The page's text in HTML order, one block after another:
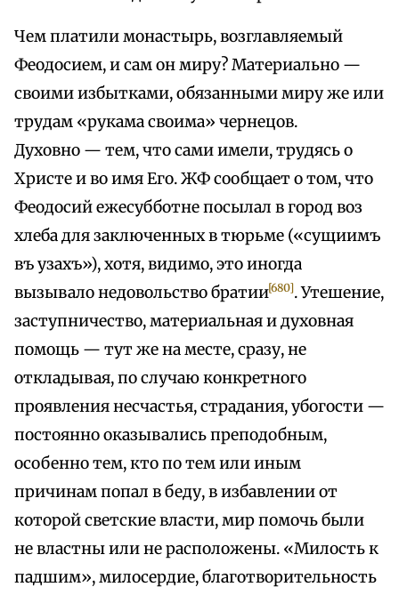
Чем платили монастырь, возглавляемый
Феодосием, и сам он миру? Материально —
своими избытками, обязанными миру же или
трудам «рукама своима» чернецов.
Духовно — тем, что сами имели, трудясь о
Христе и во имя Его. ЖФ сообщает о том, что
Феодосий ежесубботне посылал в город воз
хлеба для заключенных в тюрьме («сущиимъ
въ узахъ»), хотя, видимо, это иногда
вызывало недовольство братии[680]. Утешение,
заступничество, материальная и духовная
помощь — тут же на месте, сразу, не
откладывая, по случаю конкретного
проявления несчастья, страдания, убогости —
постоянно оказывались преподобным,
особенно тем, кто по тем или иным
причинам попал в беду, в избавлении от
которой светские власти, мир помочь были
не властны или не расположены. «Милость к
падшим», милосердие, благотворительность